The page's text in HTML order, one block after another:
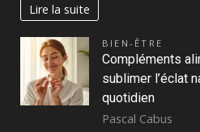
Lire la suite
BIEN-ÊTRE
Compléments
sublimer l’éclat
quotidien
Pascal Cabus